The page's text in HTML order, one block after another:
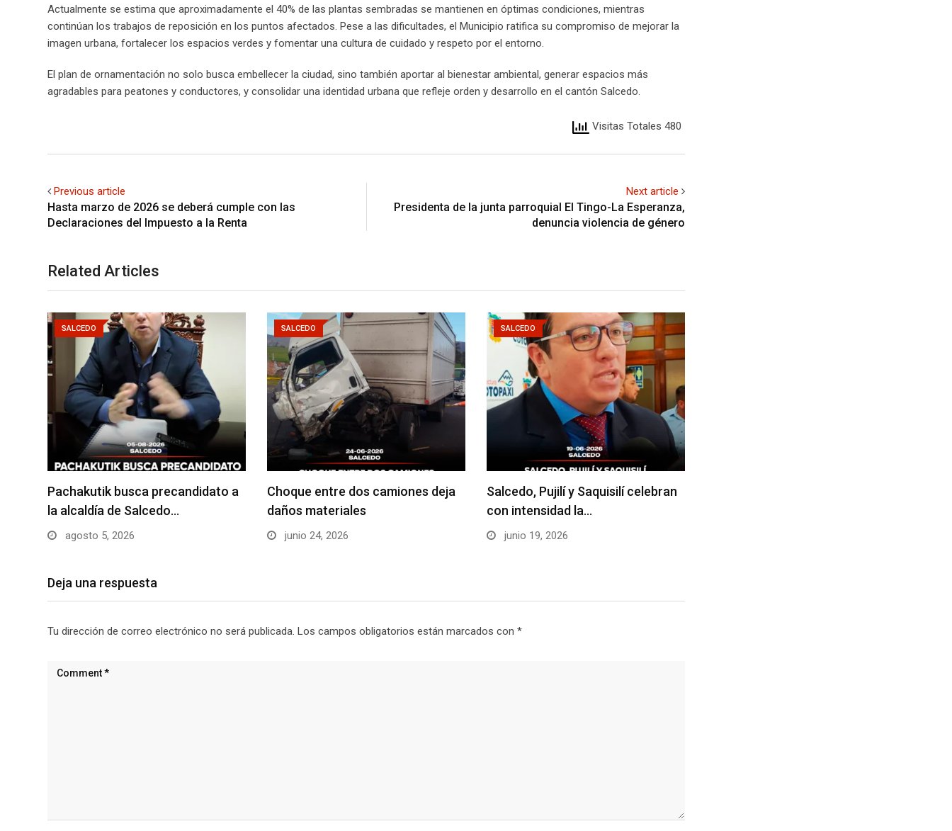
Actualmente se estima que aproximadamente el 40% de las plantas sembradas se mantienen en óptimas condiciones, mientras
continúan los trabajos de reposición en los puntos afectados. Pese a las dificultades, el Municipio ratifica su compromiso de mejorar la
imagen urbana, fortalecer los espacios verdes y fomentar una cultura de cuidado y respeto por el entorno.
El plan de ornamentación no solo busca embellecer la ciudad, sino también aportar al bienestar ambiental, generar espacios más
agradables para peatones y conductores, y consolidar una identidad urbana que refleje orden y desarrollo en el cantón Salcedo.
Visitas Totales 480
Previous article
Hasta marzo de 2026 se deberá cumple con las
Declaraciones del Impuesto a la Renta
Next article
Presidenta de la junta parroquial El Tingo-La Esperanza,
denuncia violencia de género
Related Articles
SALCEDO
Pachakutik busca precandidato a
la alcaldía de Salcedo…
agosto 5, 2026
SALCEDO
Choque entre dos camiones deja
daños materiales
junio 24, 2026
SALCEDO
Salcedo, Pujilí y Saquisilí celebran
con intensidad la…
junio 19, 2026
Deja una respuesta
Tu dirección de correo electrónico no será publicada. Los campos obligatorios están marcados con *